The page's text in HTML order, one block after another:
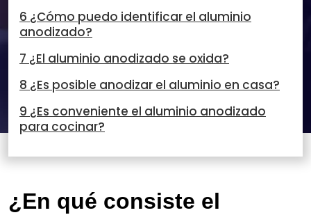
6 ¿Cómo puedo identificar el aluminio
anodizado?
7 ¿El aluminio anodizado se oxida?
8 ¿Es posible anodizar el aluminio en casa?
9 ¿Es conveniente el aluminio anodizado
para cocinar?
¿En qué consiste el